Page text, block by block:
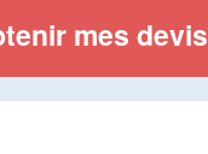
mes devis